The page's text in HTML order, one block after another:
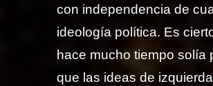
con independencia de
ideología política. Es
hace mucho tiempo solía
que las ideas de